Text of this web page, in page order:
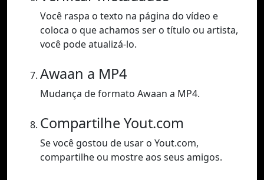
Você raspa o texto na página do vídeo e
coloca o que achamos ser o título ou artista,
você pode atualizá-lo.
Awaan a MP4
Mudança de formato Awaan a MP4.
Compartilhe Yout.com
Se você gostou de usar o Yout.com,
compartilhe ou mostre aos seus amigos.